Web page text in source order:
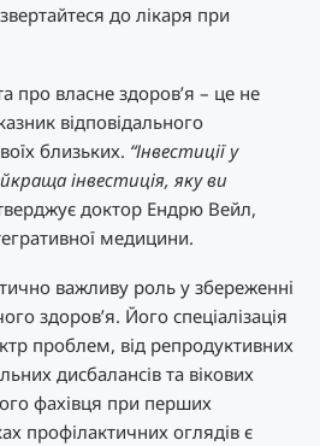
до лікаря при
про власне здоров’я – це не
відповідального
близьких. “Інвестиції у
інвестиція, яку ви
доктор Ендрю Вейл,
медицини.
важливу роль у збереженні
здоров’я. Його спеціалізація
проблем, від репродуктивних
дисбалансів та вікових
фахівця при перших
профілактичних оглядів є